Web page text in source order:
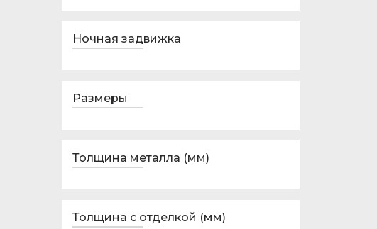
Ночная задвижка
Размеры
Толщина металла (мм)
Толщина с отделкой (мм)